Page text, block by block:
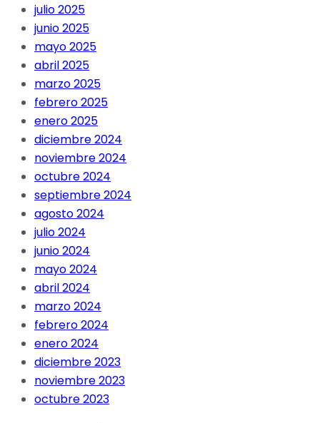
julio 2025
junio 2025
mayo 2025
abril 2025
marzo 2025
febrero 2025
enero 2025
diciembre 2024
noviembre 2024
octubre 2024
septiembre 2024
agosto 2024
julio 2024
junio 2024
mayo 2024
abril 2024
marzo 2024
febrero 2024
enero 2024
diciembre 2023
noviembre 2023
octubre 2023